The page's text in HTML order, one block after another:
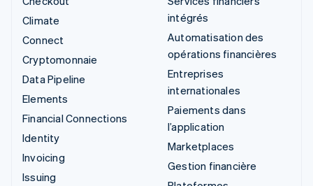
Climate
Connect
Cryptomonnaie
Data Pipeline
Elements
Financial Connections
Identity
Invoicing
Issuing
intégrés
Automatisation des
opérations financières
Entreprises
internationales
Paiements dans
l’application
Marketplaces
Gestion financière